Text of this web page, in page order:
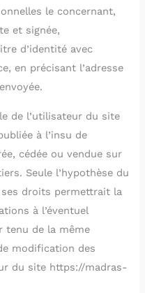
le concernant,
et signée,
d’identité avec
en précisant l’adresse
de l’utilisateur du site
à l’insu de
cédée ou vendue sur
Seule l’hypothèse du
ses droits permettrait la
à l’éventuel
tenu de la même
modification des
du site https://madras-